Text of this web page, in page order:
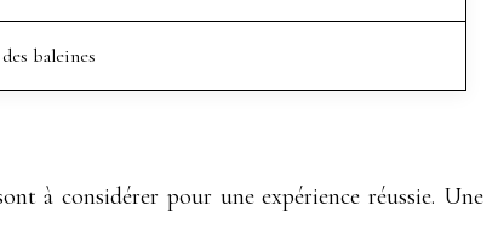
baleines
à considérer pour une expérience réussie. Une